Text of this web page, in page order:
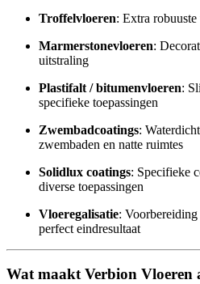
Troffelvloeren: Extra
Marmerstonevloeren:
uitstraling
Plastifalt / bitumenvloeren:
specifieke toepassingen
Zwembadcoatings:
zwembaden en natte ruimtes
Solidlux coatings: Specifieke
diverse toepassingen
Vloeregalisatie:
perfect eindresultaat
Wat maakt Verbion Vloeren